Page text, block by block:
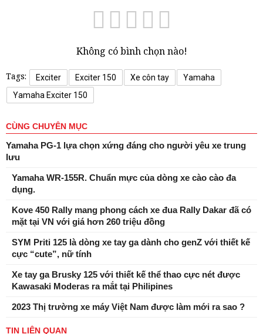
Không có bình chọn nào!
Tags: Exciter Exciter 150 Xe côn tay
Yamaha
Yamaha Exciter 150
CÙNG CHUYÊN MỤC
Yamaha PG-1 lựa chọn xứng đáng cho người yêu xe trung
lưu
Yamaha WR-155R. Chuẩn mực của dòng xe cào cào đa
dụng.
Kove 450 Rally mang phong cách xe đua Rally Dakar đã có
mặt tại VN với giá hơn 260 triệu đồng
SYM Priti 125 là dòng xe tay ga dành cho genZ với thiết kế
cực “cute”, nữ tính
Xe tay ga Brusky 125 với thiết kế thể thao cực nét được
Kawasaki Moderas ra mắt tại Philipines
2023 Thị trường xe máy Việt Nam được làm mới ra sao ?
TIN LIÊN QUAN